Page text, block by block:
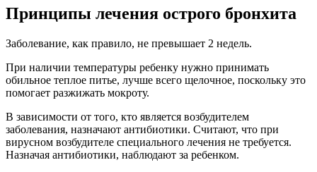
Принципы лечения острого бронхита
Заболевание, как правило, не превышает 2 недель.
При наличии температуры ребенку нужно принимать
обильное теплое питье, лучше всего щелочное, поскольку это
помогает разжижать мокроту.
В зависимости от того, кто является возбудителем
заболевания, назначают антибиотики. Считают, что при
вирусном возбудителе специального лечения не требуется.
Назначая антибиотики, наблюдают за ребенком.